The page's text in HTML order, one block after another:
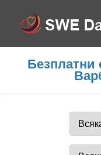
Безплатни